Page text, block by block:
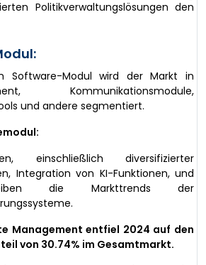
Politikverwaltungslösungen den
Software-Modul wird der Markt in
Kommunikationsmodule,
und andere segmentiert.
einschließlich diversifizierter
Integration von KI-Funktionen, und
die Markttrends der
Management entfiel 2024 auf den
von 30.74% im Gesamtmarkt.